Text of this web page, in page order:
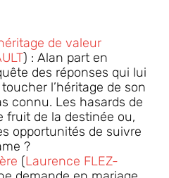
de valeur
) : Alan part en
des réponses qui lui
l’héritage de son
connu. Les hasards de
fruit de la destinée ou,
opportunités de suivre
?
(Laurence FLEZ-